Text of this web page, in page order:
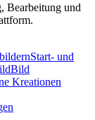
Bearbeitung und
Start- und
Bild
Kreationen